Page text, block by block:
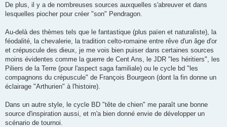
De plus, il y a de nombreuses sources auxquelles s'abreuver et dans
lesquelles piocher pour créer "son" Pendragon.
Au-delà des thèmes tels que le fantastique (plus païen et naturaliste), la
féodalité, la chevalerie, la tradition celto-romaine entre rêve d'un âge d'or
et crépuscule des dieux, je me vois bien puiser dans certaines sources
moins évidentes comme la guerre de Cent Ans, le JDR "les héritiers", les
Piliers de la Terre (pour l'aspect saga familiale) ou le cycle bd "les
compagnons du crépuscule" de François Bourgeon (dont la fin donne un
éclairage "Arthurien" à l'histoire).
Dans un autre style, le cycle BD "tête de chien" me paraît une bonne
source d'inspiration aussi, et m'a bien donné envie de développer un
scénario de tournoi.